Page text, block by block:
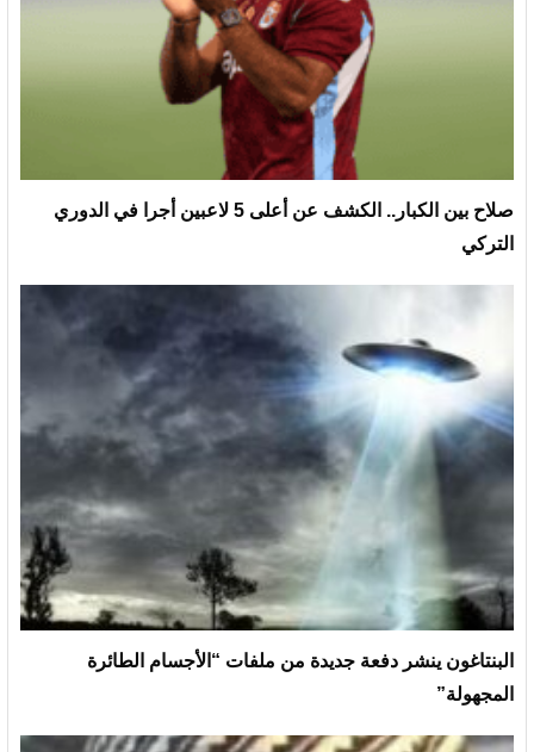
صلاح بين الكبار.. الكشف عن أعلى 5 لاعبين أجرا في الدوري
التركي
البنتاغون ينشر دفعة جديدة من ملفات “الأجسام الطائرة
المجهولة”